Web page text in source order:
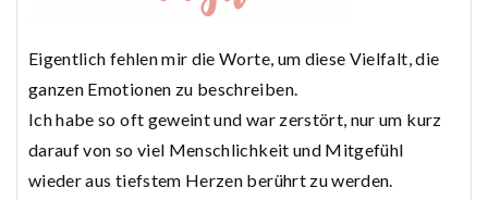
Eigentlich fehlen mir die Worte, um diese Vielfalt, die
ganzen Emotionen zu beschreiben.
Ich habe so oft geweint und war zerstört, nur um kurz
darauf von so viel Menschlichkeit und Mitgefühl
wieder aus tiefstem Herzen berührt zu werden.